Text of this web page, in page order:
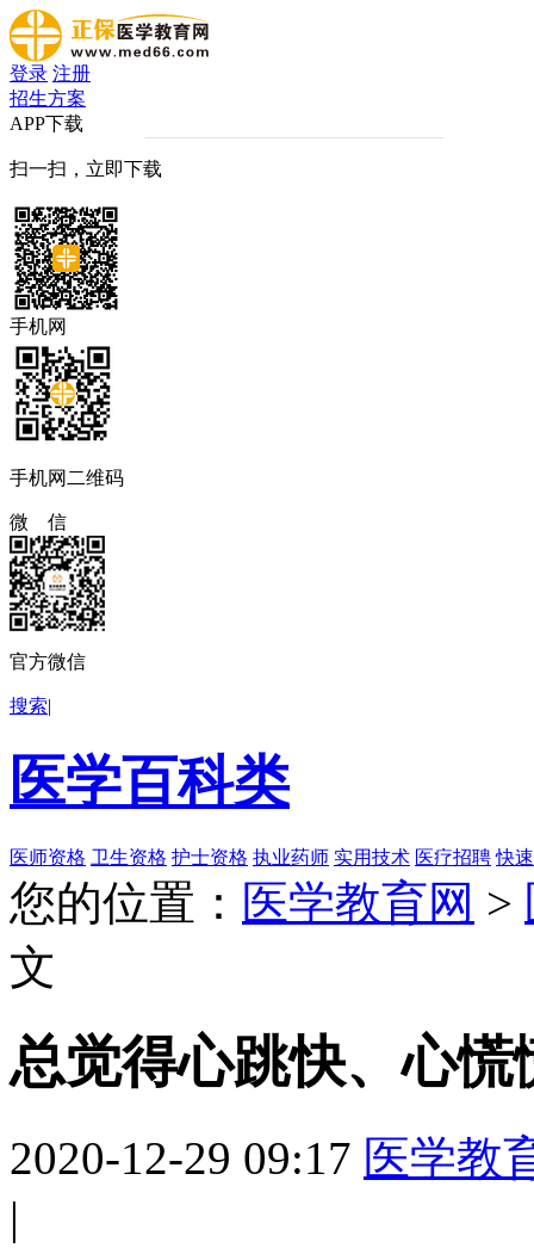
登录 注册
招生方案
APP下载
扫一扫，立即下载
手机网
手机网二维码
微 信
官方微信
搜索|
医学百科类
医师资格 卫生资格 护士资格 执业药师 实用技术 医疗招聘 快
您的位置： 医学教育网 >
文
总觉得心跳快、心慌
2020-12-29 09:17 医学教
|